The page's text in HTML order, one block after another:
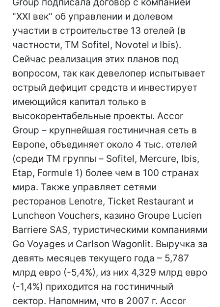
"XXI век" об управлении и долевом
участии в строительстве 13 отелей (в
частности, ТМ Sofitel, Novotel и Ibis).
Сейчас реализация этих планов под
вопросом, так как девелопер испытывает
острый дефицит средств и инвестирует
имеющийся капитал только в
высокорентабельные проекты. Accor
Group – крупнейшая гостиничная сеть в
Европе, объединяет около 4 тыс. отелей
(среди ТМ группы – Sofitel, Mercure, Ibis,
Etap, Formule 1) более чем в 100 странах
мира. Также управляет сетями
ресторанов Lenotre, Ticket Restaurant и
Luncheon Vouchers, казино Groupe Lucien
Barriere SAS, туристическими компаниями
Go Voyages и Carlson Wagonlit. Выручка за
девять месяцев текущего года – 5,787
млрд евро (-5,4%), из них 4,329 млрд евро
(-1,4%) приходится на гостиничный
сектор. Напомним, что в 2007 г. Accor